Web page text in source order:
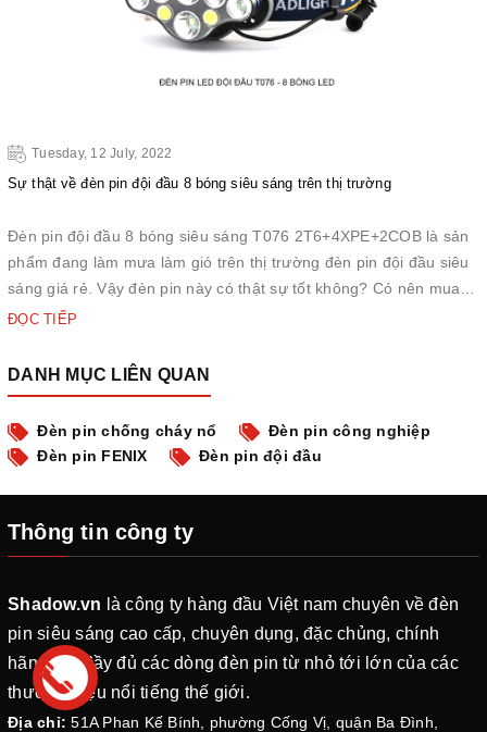
Tuesday, 12 July, 2022
Sự thật về đèn pin đội đầu 8 bóng siêu sáng trên thị trường
Đèn pin đội đầu 8 bóng siêu sáng T076 2T6+4XPE+2COB là sản
phẩm đang làm mưa làm gió trên thị trường đèn pin đội đầu siêu
sáng giá rẻ. Vậy đèn pin này có thật sự tốt không? Có nên mua
loại đèn pin này không? Cùng Shadow tìm hiểu qua bài viết này
ĐỌC TIẾP
DANH MỤC LIÊN QUAN
Đèn pin chống cháy nổ
Đèn pin công nghiệp
Đèn pin FENIX
Đèn pin đội đầu
Thông tin công ty
Shadow.vn là công ty hàng đầu Việt nam chuyên về đèn
pin siêu sáng cao cấp, chuyên dụng, đặc chủng, chính
hãng với đầy đủ các dòng đèn pin từ nhỏ tới lớn của các
thương hiệu nổi tiếng thế giới.
Địa chỉ: 51A Phan Kế Bính, phường Cống Vị, quận Ba Đình,